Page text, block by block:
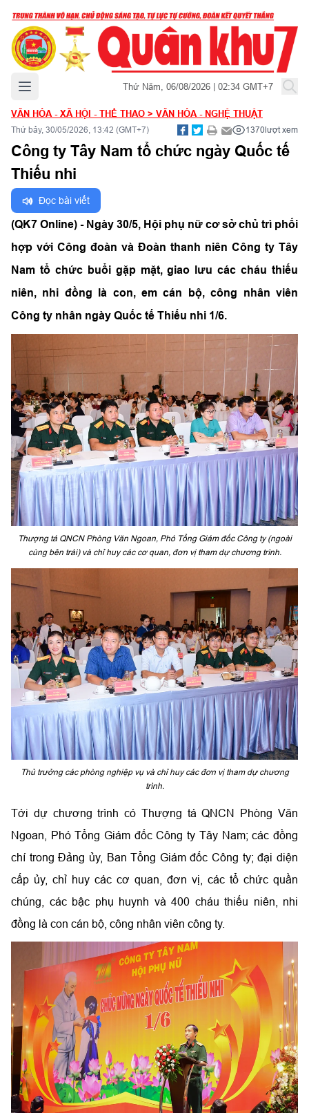
Mở menu chính Thứ Năm, 06/08/2026 | 02:34 GMT+7
VĂN HÓA - XÃ HỘI - THỂ THAO > VĂN HÓA - NGHỆ THUẬT
Thứ bảy, 30/05/2026, 13:42 (GMT+7) 1370lượt xem
Công ty Tây Nam tổ chức ngày Quốc tế
Thiếu nhi
Đọc bài viết
(QK7 Online) - Ngày 30/5, Hội phụ nữ cơ sở chủ trì phối
hợp với Công đoàn và Đoàn thanh niên Công ty Tây
Nam tổ chức buổi gặp mặt, giao lưu các cháu thiếu
niên, nhi đồng là con, em cán bộ, công nhân viên
Công ty nhân ngày Quốc tế Thiếu nhi 1/6.
Thượng tá QNCN Phòng Văn Ngoan, Phó Tổng Giám đốc Công ty (ngoài
cùng bên trái) và chỉ huy các cơ quan, đơn vị tham dự chương trình.
Thủ trưởng các phòng nghiệp vụ và chỉ huy các đơn vị tham dự chương
trình.
Tới dự chương trình có Thượng tá QNCN Phòng Văn
Ngoan, Phó Tổng Giám đốc Công ty Tây Nam; các đồng
chí trong Đảng ủy, Ban Tổng Giám đốc Công ty; đại diện
cấp ủy, chỉ huy các cơ quan, đơn vị, các tổ chức quần
chúng, các bậc phụ huynh và 400 cháu thiếu niên, nhi
đồng là con cán bộ, công nhân viên công ty.